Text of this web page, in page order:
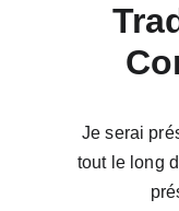
Je serai
tout le long